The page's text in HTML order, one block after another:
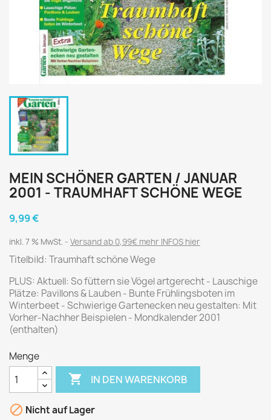
MEIN SCHÖNER GARTEN / JANUAR
2001 - TRAUMHAFT SCHÖNE WEGE
9,99 €
inkl. 7 % MwSt. Versand ab 0,99€ mehr INFOS hier
Titelbild: Traumhaft schöne Wege
PLUS: Aktuell: So füttern sie Vögel artgerecht - Lauschige
Plätze: Pavillons & Lauben - Bunte Frühlingsboten im
Winterbeet - Schwierige Gartenecken neu gestalten: Mit
Vorher-Nachher Beispielen - Mondkalender 2001
(enthalten)
Menge
 IN DEN WARENKORB
 Nicht auf Lager